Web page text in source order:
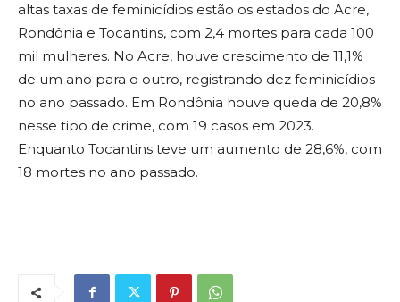
altas taxas de feminicídios estão os estados do Acre,
Rondônia e Tocantins, com 2,4 mortes para cada 100
mil mulheres. No Acre, houve crescimento de 11,1%
de um ano para o outro, registrando dez feminicídios
no ano passado. Em Rondônia houve queda de 20,8%
nesse tipo de crime, com 19 casos em 2023.
Enquanto Tocantins teve um aumento de 28,6%, com
18 mortes no ano passado.